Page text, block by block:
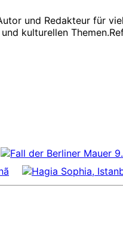
und Redakteur für
kulturellen